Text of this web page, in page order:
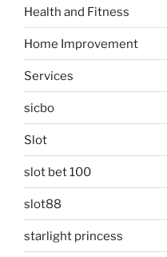
Health and Fitness
Home Improvement
Services
sicbo
Slot
slot bet 100
slot88
starlight princess